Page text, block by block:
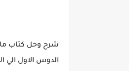
شرح وحل كتاب
الدوس الاول الي